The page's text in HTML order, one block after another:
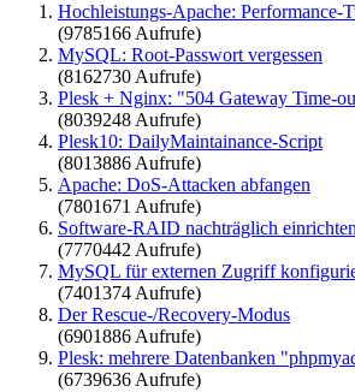
Hochleistungs-Apache: Performance-
(9785166 Aufrufe)
MySQL: Root-Passwort vergessen
(8162730 Aufrufe)
Plesk + Nginx: "504 Gateway Time-
(8039248 Aufrufe)
Plesk10: DailyMaintainance-Script
(8013886 Aufrufe)
Apache: DoS-Attacken abfangen
(7801671 Aufrufe)
Software-RAID nachträglich einrichten
(7770442 Aufrufe)
MySQL für externen Zugriff
(7401374 Aufrufe)
Der Rescue-/Recovery-Modus
(6901886 Aufrufe)
Plesk: mehrere Datenbanken
(6739636 Aufrufe)